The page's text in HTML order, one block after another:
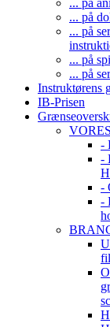
... på
... på
... på
... på
... på
Instruktørens
IB-Prisen
-
-
-
-